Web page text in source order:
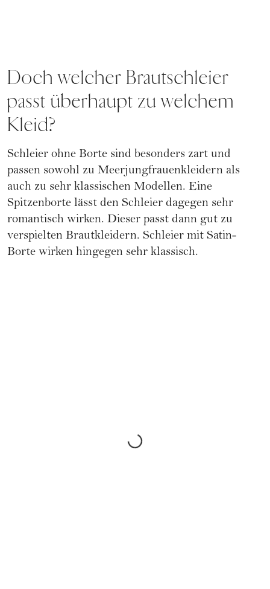
Doch welcher Brautschleier
passt überhaupt zu welchem
Kleid?
Schleier ohne Borte sind besonders zart und
passen sowohl zu Meerjungfrauenkleidern als
auch zu sehr klassischen Modellen. Eine
Spitzenborte lässt den Schleier dagegen sehr
romantisch wirken. Dieser passt dann gut zu
verspielten Brautkleidern. Schleier mit Satin-
Borte wirken hingegen sehr klassisch.